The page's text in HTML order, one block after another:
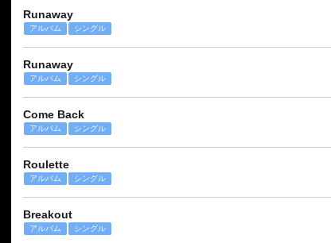
Runaway
アルバム シングル
Runaway
アルバム シングル
Come Back
アルバム シングル
Roulette
アルバム シングル
Breakout
アルバム シングル